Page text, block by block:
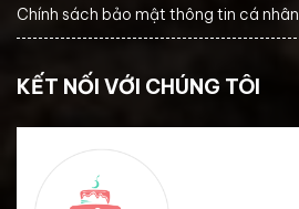
Chính sách bảo mật thông tin cá nhân
KẾT NỐI VỚI CHÚNG TÔI